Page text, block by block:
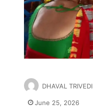
DHAVAL TRIVEDI
June 25, 2026